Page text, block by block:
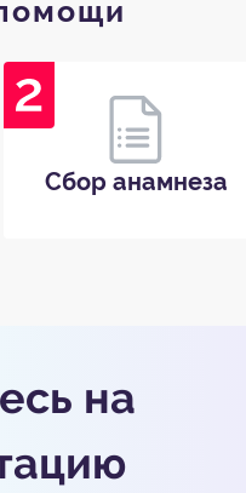
Сбор анамнеза
на